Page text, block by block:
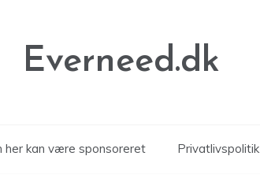
Everneed.dk
her kan være sponsoreret Privatlivspolitik